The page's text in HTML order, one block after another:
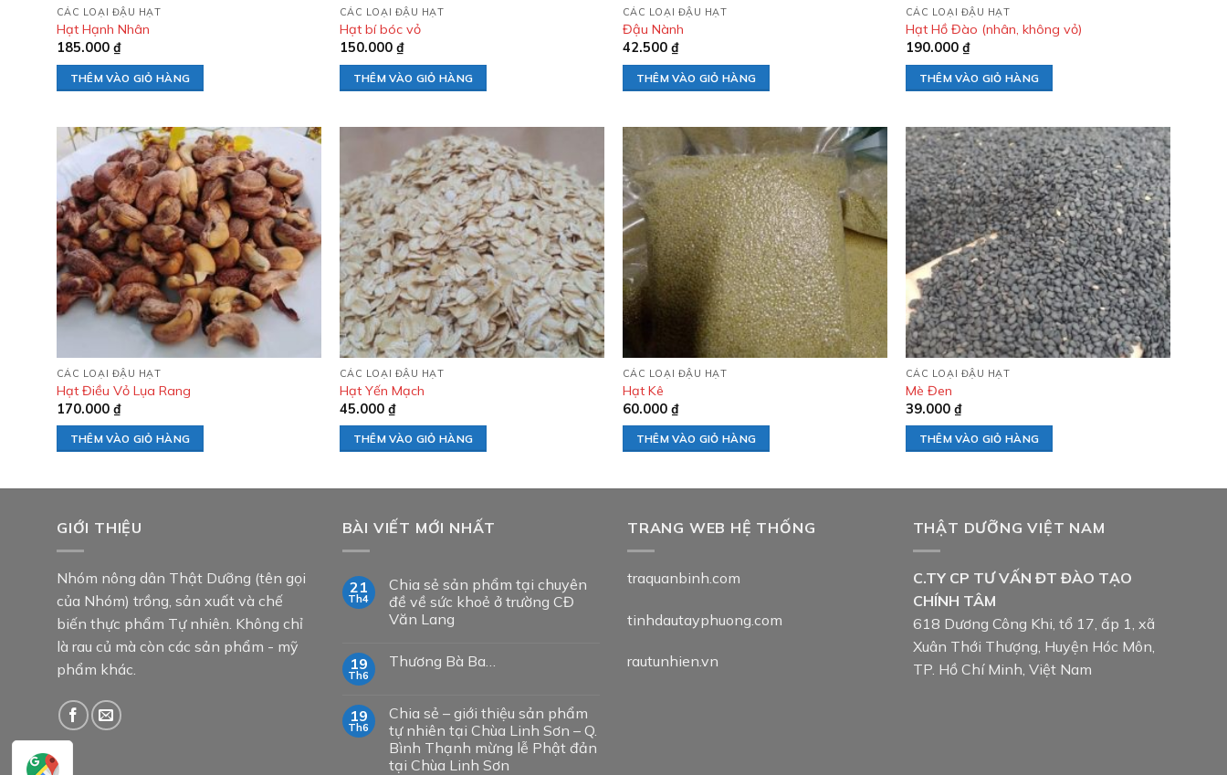
CÁC LOẠI ĐẬU HẠT
Hạt Hạnh Nhân
185.000 ₫
THÊM VÀO GIỎ HÀNG
CÁC LOẠI ĐẬU HẠT
Hạt bí bóc vỏ
150.000 ₫
THÊM VÀO GIỎ HÀNG
CÁC LOẠI ĐẬU HẠT
Đậu Nành
42.500 ₫
THÊM VÀO GIỎ HÀNG
CÁC LOẠI ĐẬU HẠT
Hạt Hồ Đào (nhân, không vỏ)
190.000 ₫
THÊM VÀO GIỎ HÀNG
Add to
wishlist
CÁC LOẠI ĐẬU HẠT
Hạt Điều Vỏ Lụa Rang
170.000 ₫
THÊM VÀO GIỎ HÀNG
Add to
wishlist
CÁC LOẠI ĐẬU HẠT
Hạt Yến Mạch
45.000 ₫
THÊM VÀO GIỎ HÀNG
Add to
wishlist
CÁC LOẠI ĐẬU HẠT
Hạt Kê
60.000 ₫
THÊM VÀO GIỎ HÀNG
Add to
wishlist
CÁC LOẠI ĐẬU HẠT
Mè Đen
39.000 ₫
THÊM VÀO GIỎ HÀNG
GIỚI THIỆU
Nhóm nông dân Thật Dưỡng (tên gọi
của Nhóm) trồng, sản xuất và chế
biến thực phẩm Tự nhiên. Không chỉ
là rau củ mà còn các sản phẩm - mỹ
phẩm khác.
BÀI VIẾT MỚI NHẤT
21
Th4
Chia sẻ sản phẩm tại chuyên
đề về sức khoẻ ở trường CĐ
Văn Lang
19
Th6
Thương Bà Ba…
19
Th6
Chia sẻ – giới thiệu sản phẩm
tự nhiên tại Chùa Linh Sơn – Q.
Bình Thạnh mừng lễ Phật đản
tại Chùa Linh Sơn
TRANG WEB HỆ THỐNG
traquanbinh.com
tinhdautayphuong.com
rautunhien.vn
THẬT DƯỠNG VIỆT NAM
C.TY CP TƯ VẤN ĐT ĐÀO TẠO
CHÍNH TÂM
618 Dương Công Khi, tổ 17, ấp 1, xã
Xuân Thới Thượng, Huyện Hóc Môn,
TP. Hồ Chí Minh, Việt Nam